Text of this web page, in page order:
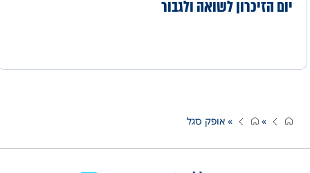
יום הזיכרון לשואה ולגבור
»
» אופק סגל